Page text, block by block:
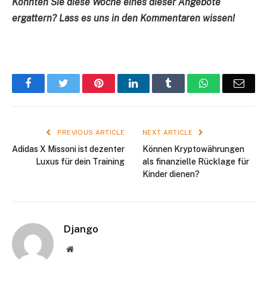
ergattern? Lass es uns in den Kommentaren wissen!
FacebookTwitter PinterestLinkedIn Tumblr WhatsApp
PREVIOUS ARTICLE
Adidas X Missoni ist dezenter
Luxus für dein Training
NEXT ARTICLE
Können Kryptowährungen
als finanzielle Rücklage für
Kinder dienen?
Django
Website